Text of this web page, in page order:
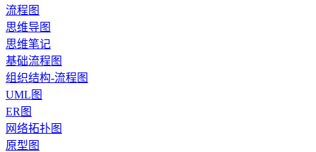
流程图
思维导图
思维笔记
基础流程图
组织结构-流程图
UML图
ER图
网络拓扑图
原型图